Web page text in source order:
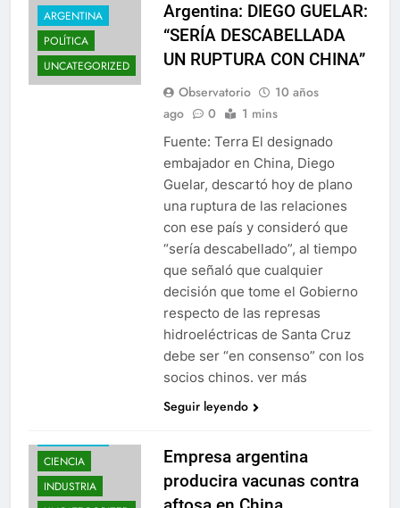
ARGENTINA
POLÍTICA
UNCATEGORIZED
Argentina: DIEGO GUELAR:
“SERÍA DESCABELLADA
UN RUPTURA CON CHINA”
Observatorio
10 años
ago
0 1 mins
Fuente: Terra El designado
embajador en China, Diego
Guelar, descartó hoy de plano
una ruptura de las relaciones
con ese país y consideró que
“sería descabellado”, al tiempo
que señaló que cualquier
decisión que tome el Gobierno
respecto de las represas
hidroeléctricas de Santa Cruz
debe ser “en consenso” con los
socios chinos. ver más
Seguir leyendo
CIENCIA
INDUSTRIA
Empresa argentina
producira vacunas contra